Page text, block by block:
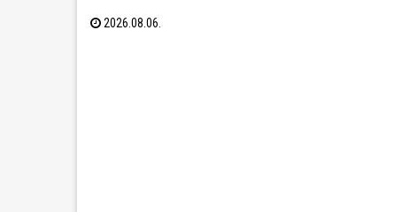
belépőt, mellyel az összes fehérvári kiállítóhely látogatható
2026.08.06.